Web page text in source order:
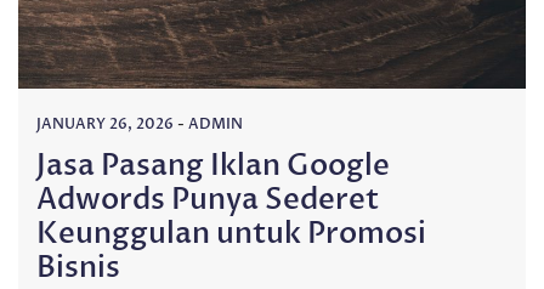
JANUARY 26, 2026 - ADMIN
Jasa Pasang Iklan Google
Adwords Punya Sederet
Keunggulan untuk Promosi
Bisnis